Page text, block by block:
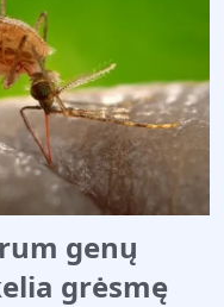
genų
grėsmę